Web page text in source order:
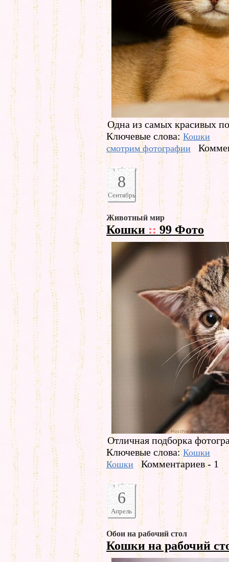
Одна из самых красивых
Ключевые слова:Кошки
смотрим фотографии
8
Сентябрь
Животный мир
Кошки :: 99 Фото
Отличная подборка
Ключевые слова:Кошки
Кошки
Комментариев - 1
6
Апрель
Обои на рабочий стол
Кошки на рабочий